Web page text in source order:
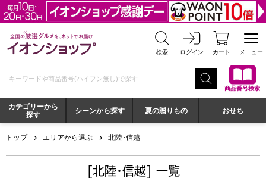
全国の厳選グルメを、ネットでお届け イオンショップ
検索 ログイン カート メニュー
検索キーワードまたは商品番号を入力してください
商品番号検索
カテゴリーから
探す
シーンから探す 夏の贈りもの おせち
トップ エリアから選ぶ 北陸･信越
[北陸･信越] 一覧